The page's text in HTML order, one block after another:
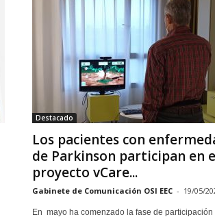
Destacado
Los pacientes con
de Parkinson participan en
proyecto vCare...
Gabinete de Comunicación OSI EEC - 19/05/
En mayo ha comenzado la fase de participación